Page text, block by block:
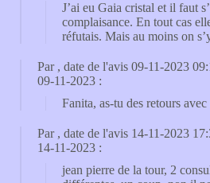
J’ai eu Gaia cristal et il faut
complaisance. En tout cas
réfutais. Mais au moins on
Par , date de l'avis 09-11-2023
09-11-2023 :
Fanita, as-tu des retours avec
Par , date de l'avis 14-11-2023
14-11-2023 :
jean pierre de la tour, 2